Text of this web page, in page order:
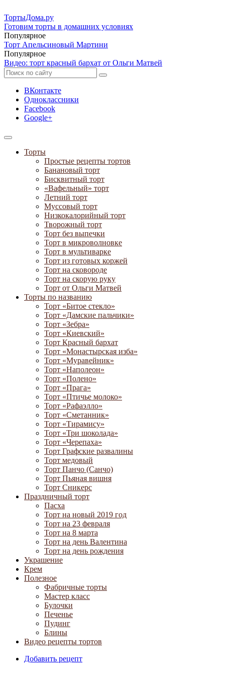
ТортыДома.ру
Готовим торты в домашних условиях
Популярное
Торт Апельсиновый Мартини
Популярное
Видео: торт красный бархат от Ольги Матвей
ВКонтакте
Одноклассники
Facebook
Google+
Торты
Простые рецепты тортов
Банановый торт
Бисквитный торт
«Вафельный» торт
Летний торт
Муссовый торт
Низкокалорийный торт
Творожный торт
Торт без выпечки
Торт в микроволновке
Торт в мультиварке
Торт из готовых коржей
Торт на сковороде
Торт на скорую руку
Торт от Ольги Матвей
Торты по названию
Торт «Битое стекло»
Торт «Дамские пальчики»
Торт «Зебра»
Торт «Киевский»
Торт Красный бархат
Торт «Монастырская изба»
Торт «Муравейник»
Торт «Наполеон»
Торт «Полено»
Торт «Прага»
Торт «Птичье молоко»
Торт «Рафаэлло»
Торт «Сметанник»
Торт «Тирамису»
Торт «Три шоколада»
Торт «Черепаха»
Торт Графские развалины
Торт медовый
Торт Панчо (Санчо)
Торт Пьяная вишня
Торт Сникерс
Праздничный торт
Пасха
Торт на новый 2019 год
Торт на 23 февраля
Торт на 8 марта
Торт на день Валентина
Торт на день рождения
Украшение
Крем
Полезное
Фабричные торты
Мастер класс
Булочки
Печенье
Пудинг
Блины
Видео рецепты тортов
Добавить рецепт